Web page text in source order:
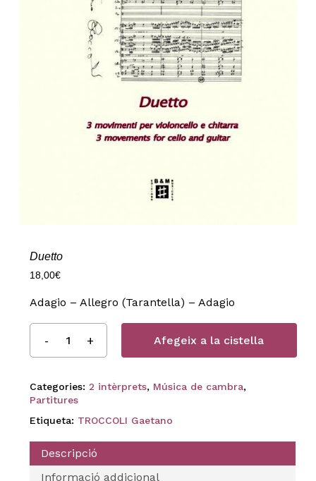
Duetto
18,00€
Adagio – Allegro (Tarantella) – Adagio
Afegeix a la cistella
Categories: 2 intèrprets, Música de cambra,
Partitures
Etiqueta: TROCCOLI Gaetano
Descripció
Informació addicional